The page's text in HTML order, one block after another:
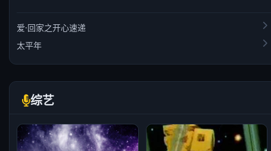
爱·回家之开心速递
太平年
综艺